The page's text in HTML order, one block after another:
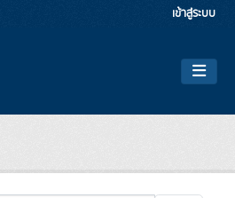
เข้าสู่ระบบ